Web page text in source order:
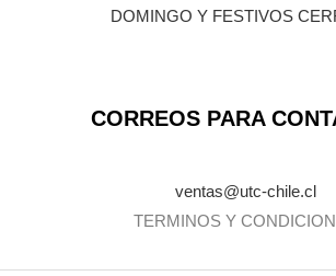
DOMINGO Y FESTIVOS
CORREOS PARA
ventas@utc-chile.cl
TERMINOS Y